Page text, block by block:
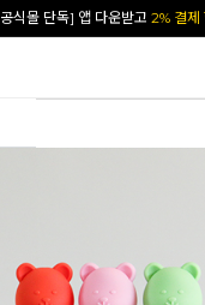
카카오 플친 추가하면1천원 즉시